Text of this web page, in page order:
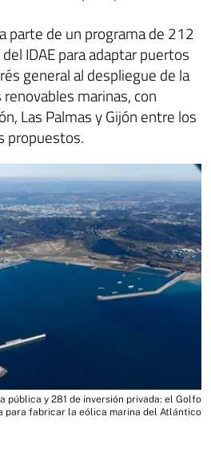
parte de un programa de 212
IDAE para adaptar puertos
general al despliegue de la
marinas, con
Las Palmas y Gijón entre los
propuestos.
pública y 281 de inversión privada: el Golfo
para fabricar la eólica marina del Atlántico